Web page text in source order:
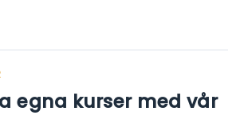
egna kurser med vår